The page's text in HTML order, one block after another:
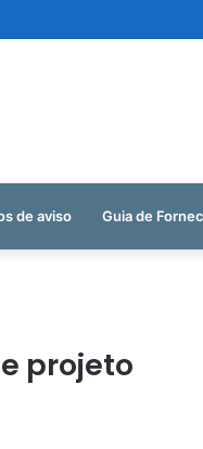
de aviso Guia de
projeto